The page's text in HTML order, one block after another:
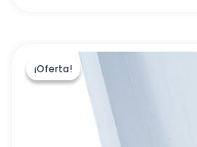
¡Oferta!
¡Oferta!